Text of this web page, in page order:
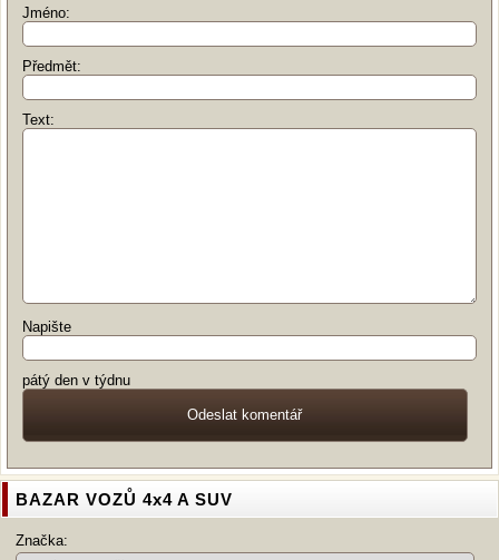
Jméno:
Předmět:
Text:
Napište
pátý den v týdnu
BAZAR VOZŮ 4x4 A SUV
Značka: